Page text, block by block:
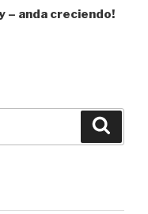
– anda creciendo!